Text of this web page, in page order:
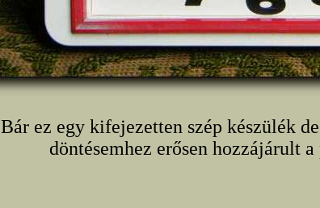
Bár ez egy kifejezetten szép készülék
döntésemhez erősen hozzájárult